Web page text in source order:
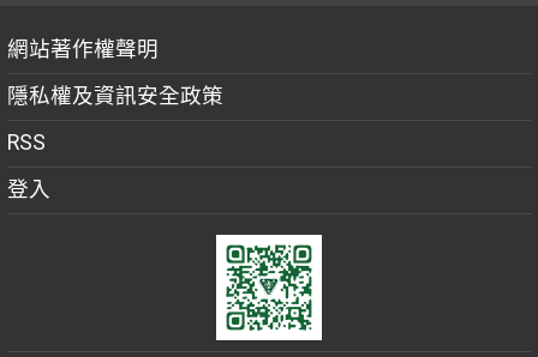
網站著作權聲明
隱私權及資訊安全政策
RSS
登入